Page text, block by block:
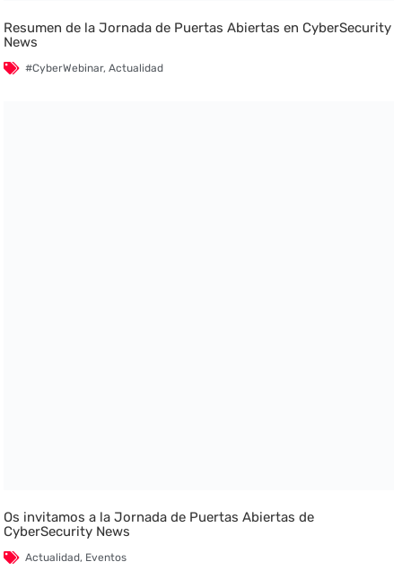
Resumen de la Jornada de Puertas Abiertas en CyberSecurity
News
#CyberWebinar,Actualidad
Os invitamos a la Jornada de Puertas Abiertas de
CyberSecurity News
Actualidad, Eventos